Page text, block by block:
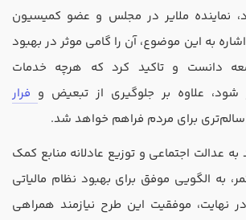
نماینده ملایر در مجلس و عضو کمیسیون
به این موضوع، آن را گامی موثر در بهبود
دانست و تاکید کرد که هرچه خدمات
علاوه بر جلوگیری از تبعیض و فرار
برای مردم فراهم خواهد شد.
عدالت اجتماعی و توزیع عادلانه منابع کمک
به الگویی موفق برای بهبود نظام مالیاتی
نهایت، موفقیت این طرح نیازمند همراهی